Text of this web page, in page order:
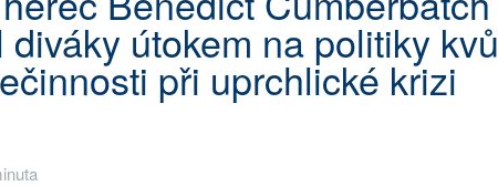
diváky útokem na politiky
při uprchlické krizi